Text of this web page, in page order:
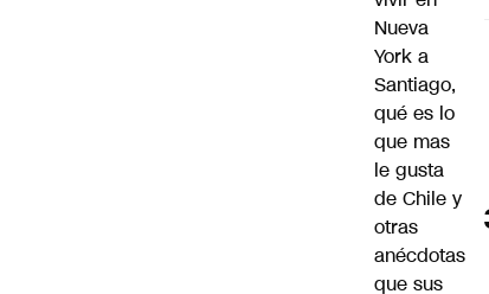
Nueva
York a
Santiago,
qué es lo
que mas
le gusta
de Chile y
otras
anécdotas
que sus